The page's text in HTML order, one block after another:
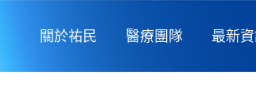
關於祐民 醫療團隊 最新